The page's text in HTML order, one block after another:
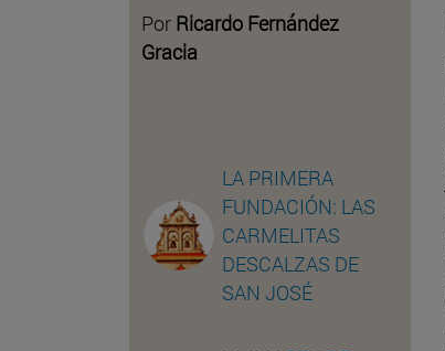
Por Ricardo Fernández
Gracia
LA PRIMERA
FUNDACIÓN: LAS
CARMELITAS
DESCALZAS DE
SAN JOSÉ